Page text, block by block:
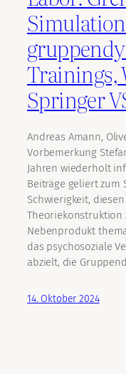
Trainings,
Springer
Andreas Amann,
Vorbemerkung
Jahren wiederholt
Beiträge geliert zum
Schwierigkeit,
Theoriekonstruktion
Nebenprodukt
das psychosoziale
abzielt, die
14. Oktober 2024